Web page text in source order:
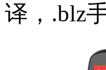
译，.blz